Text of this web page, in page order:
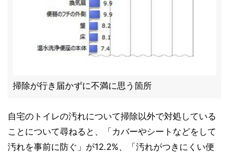
掃除が行き届かずに不満に思う箇所
自宅のトイレの汚れについて掃除以外で対処している
ことについて尋ねると、「カバーやシートなどをして
汚れを事前に防ぐ」が12.2%、「汚れがつきにくい便